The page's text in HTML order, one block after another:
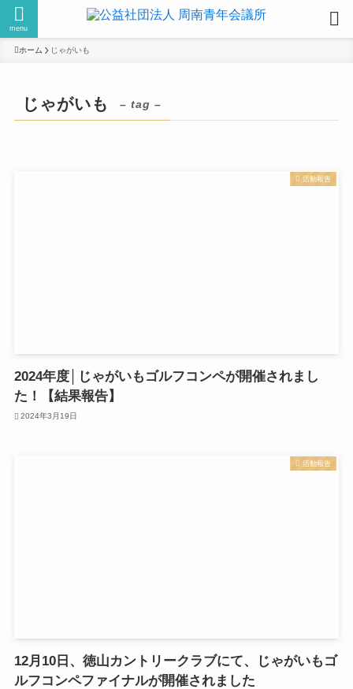
menu
ホーム じゃがいも
じゃがいも – tag –
活動報告
2024年度│じゃがいもゴルフコンペが開催されまし
た！【結果報告】
2024年3月19日
活動報告
12月10日、徳山カントリークラブにて、じゃがいもゴ
ルフコンペファイナルが開催されました